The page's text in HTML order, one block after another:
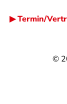
©
▶ Termin/